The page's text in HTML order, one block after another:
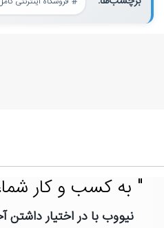
" به کسب و کار
نیووب با در اختیار داشتن